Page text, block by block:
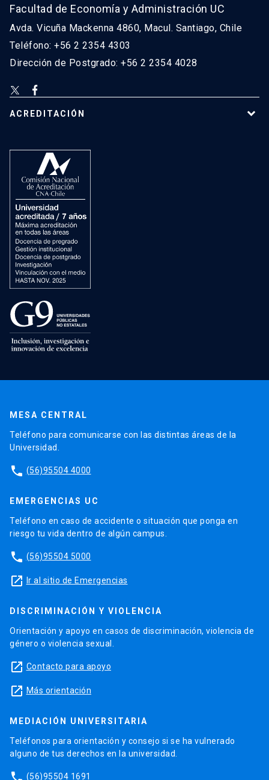
Facultad de Economía y Administración UC
Avda. Vicuña Mackenna 4860, Macul. Santiago, Chile
Teléfono: +56 2 2354 4303
Dirección de Postgrado: +56 2 2354 4028
ACREDITACIÓN
MESA CENTRAL
Teléfono para comunicarse con las distintas áreas de la
Universidad.
phone (56)95504 4000
EMERGENCIAS UC
Teléfono en caso de accidente o situación que ponga en
riesgo tu vida dentro de algún campus.
phone (56)95504 5000
launch Ir al sitio de Emergencias
DISCRIMINACIÓN Y VIOLENCIA
Orientación y apoyo en casos de discriminación, violencia de
género o violencia sexual.
launch Contacto para apoyo
launch Más orientación
MEDIACIÓN UNIVERSITARIA
Teléfonos para orientación y consejo si se ha vulnerado
alguno de tus derechos en la universidad.
(56)95504 1691